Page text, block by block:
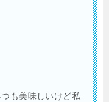
も美味しいけど私